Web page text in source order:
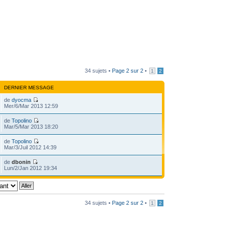
34 sujets • Page 2 sur 2 • 1 2
DERNIER MESSAGE
dedyocma
Mer/6/Mar 2013 12:59
deTopolino
Mar/5/Mar 2013 18:20
deTopolino
Mar/3/Juil 2012 14:39
dedbonin
Lun/2/Jan 2012 19:34
34 sujets • Page 2 sur 2 • 1 2